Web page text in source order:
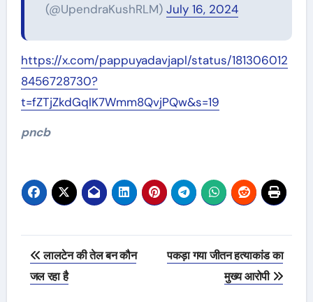
(@UpendraKushRLM) July 16, 2024
https://x.com/pappuyadavjapl/status/181306012
8456728730?
t=fZTjZkdGqlK7Wmm8QvjPQw&s=19
pncb
Post
navigation
लालटेन की तेल बन कौन
जल रहा है
पकड़ा गया जीतन हत्याकांड का
मुख्य आरोपी